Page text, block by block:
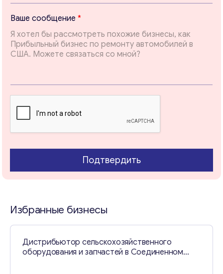
Консультация
Отправьте нам запрос, и мы свяжемся с вами в
ближайшее время.
Email*
E
m
a
i
l
ш
е
Ваше сообщение *
Подтвердить
Избранные бизнесы
Дистрибьютор сельскохозяйственного
оборудования и запчастей в Соединенном